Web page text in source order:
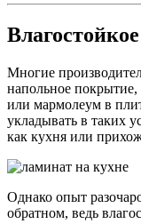
Многие
напольное
или мармолеум в
укладывать в таких
как кухня или
Однако опыт
обратном, ведь